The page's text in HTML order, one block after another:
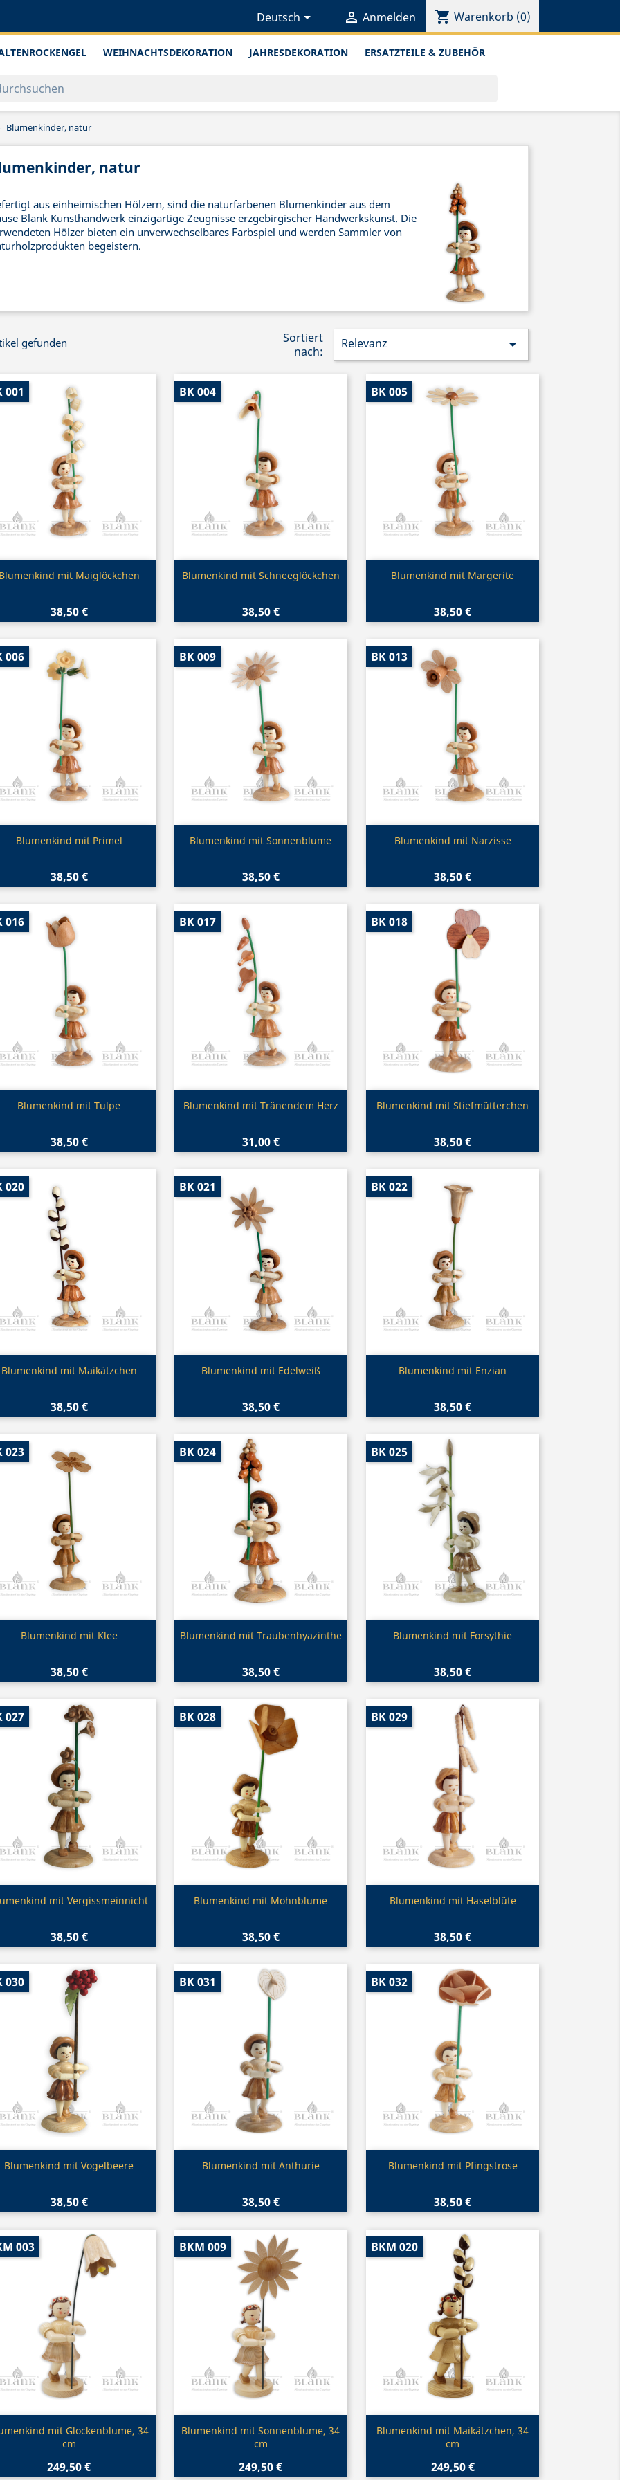
Deutsch  Anmelden shopping_cart Warenkorb (0)
WEIHNACHTSDEKORATION JAHRESDEKORATION ERSATZTEILE & ZUBEHÖR
Blumenkinder, natur
natur
aus einheimischen Hölzern, sind die naturfarbenen Blumenkinder aus dem
Blank Kunsthandwerk einzigartige Zeugnisse erzgebirgischer Handwerkskunst. Die
Hölzer bieten ein unverwechselbares Farbspiel und werden Sammler von
begeistern.
gefunden
Sortiert
nach:
Relevanz 
Vorschau
mit Maiglöckchen
38,50 €
001
Vorschau
Blumenkind mit Schneeglöckchen
38,50 €
BK 004
Vorschau
Blumenkind mit Margerite
38,50 €
BK 005
Vorschau
Blumenkind mit Primel
38,50 €
006
Vorschau
Blumenkind mit Sonnenblume
38,50 €
BK 009
Vorschau
Blumenkind mit Narzisse
38,50 €
BK 013
Vorschau
Blumenkind mit Tulpe
38,50 €
016
 Vorschau
Blumenkind mit Tränendem Herz
31,00 €
BK 017
 Vorschau
Blumenkind mit Stiefmütterchen
38,50 €
BK 018
Vorschau
Blumenkind mit Maikätzchen
38,50 €
020
Vorschau
Blumenkind mit Edelweiß
38,50 €
BK 021
Vorschau
Blumenkind mit Enzian
38,50 €
BK 022
Vorschau
Blumenkind mit Klee
38,50 €
023
Vorschau
Blumenkind mit Traubenhyazinthe
38,50 €
BK 024
Vorschau
Blumenkind mit Forsythie
38,50 €
BK 025
Vorschau
mit Vergissmeinnicht
38,50 €
027
Vorschau
Blumenkind mit Mohnblume
38,50 €
BK 028
Vorschau
Blumenkind mit Haselblüte
38,50 €
BK 029
Vorschau
Blumenkind mit Vogelbeere
38,50 €
030
Vorschau
Blumenkind mit Anthurie
38,50 €
BK 031
Vorschau
Blumenkind mit Pfingstrose
38,50 €
BK 032
Vorschau
mit Glockenblume, 34
cm
249,50 €
003
Vorschau
Blumenkind mit Sonnenblume, 34
cm
249,50 €
BKM 009
 Vorschau
Blumenkind mit Maikätzchen, 34
cm
249,50 €
BKM 020